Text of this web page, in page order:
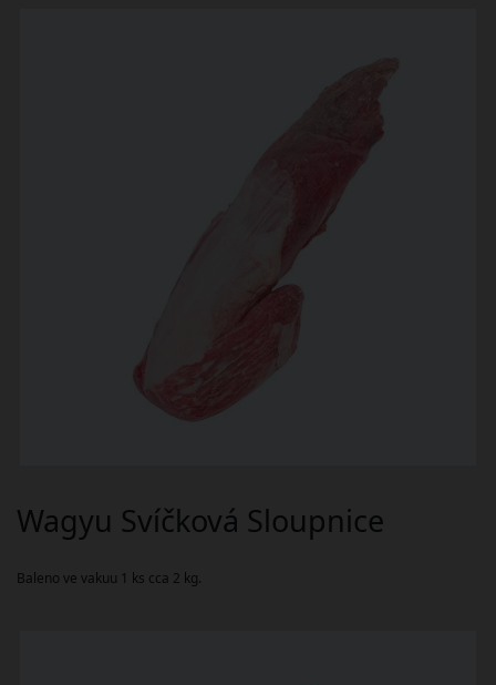
Baleno ve vakuu 1 ks cca 2 kg.
Wagyu Svíčková Sloupnice